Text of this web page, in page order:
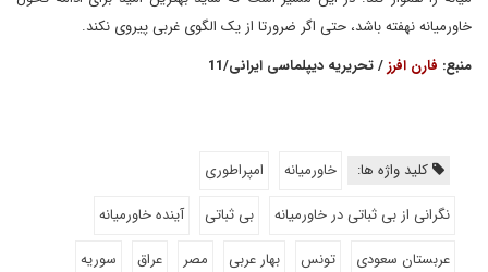
خاورمیانه نهفته باشد، حتی اگر ضرورتا از یک الگوی غربی پیروی نکند.
منبع: فارن افرز/ تحریریه دیپلماسی ایرانی/11
کلید واژه ها: خاورمیانه
امپراطوری
نگرانی از بی ثباتی در خاورمیانه
بی ثباتی
آینده خاورمیانه
عربستان سعودی
تونس بهار عربی مصر عراق سوریه